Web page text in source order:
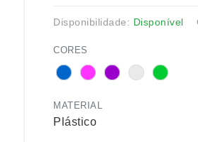
Disponibilidade: Disponível
CORES
MATERIAL
Plástico